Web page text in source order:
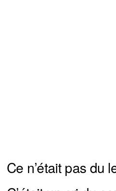
Ce n’était pas du